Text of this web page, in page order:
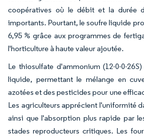
coopératives où le débit et la durée
importants. Pourtant, le soufre liquide
6,95 % grâce aux programmes de
l'horticulture à haute valeur ajoutée.
Le thiosulfate d'ammonium (12-0-0-
liquide, permettant le mélange en
azotées et des pesticides pour une
Les agriculteurs apprécient l'uniformité
ainsi que l'absorption plus rapide par
stades reproducteurs critiques. Les